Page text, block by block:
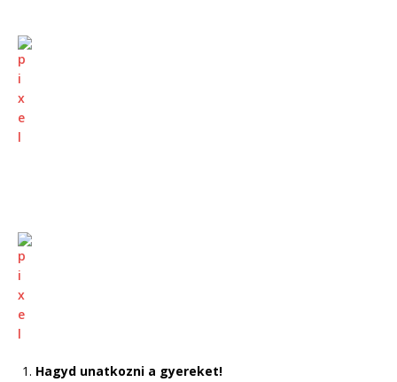
Hagyd unatkozni a gyereket!